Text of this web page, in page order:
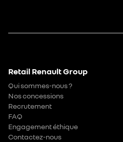
Retail Renault Group
Qui sommes-nous ?
Nos concessions
Recrutement
FAQ
Engagement éthique
Contactez-nous